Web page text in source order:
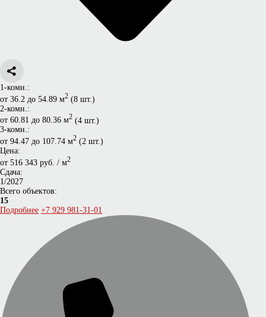
1-комн.:
от 36.2 до 54.89 м2 (8 шт.)
2-комн.:
от 60.81 до 80.36 м2 (4 шт.)
3-комн.:
от 94.47 до 107.74 м2 (2 шт.)
Цена:
от 516 343 руб. / м2
Сдача:
1/2027
Всего объектов:
15
Подробнее +7 929 981-31-01